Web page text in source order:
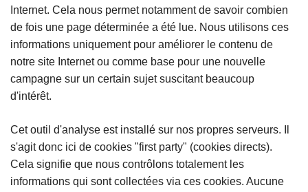
Internet. Cela nous permet notamment de savoir combien
de fois une page déterminée a été lue. Nous utilisons ces
informations uniquement pour améliorer le contenu de
notre site Internet ou comme base pour une nouvelle
campagne sur un certain sujet suscitant beaucoup
d'intérêt.
Cet outil d'analyse est installé sur nos propres serveurs. Il
s'agit donc ici de cookies "first party" (cookies directs).
Cela signifie que nous contrôlons totalement les
informations qui sont collectées via ces cookies. Aucune